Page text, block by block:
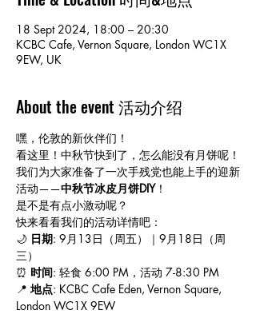
18 Sept 2024, 18:00 – 20:30
KCBC Cafe, Vernon Square, London WC1X
9EW, UK
About the event 活动介绍
嘿，伦敦的新伙伴们！
看这里！中秋节快到了，怎么能没有月饼呢！
我们为大家准备了一次手残党也能上手的迎新
活动——中秋节冰皮月饼DIY！
是不是有点小激动呢？
快来看看我们的活动详情吧：
🌙 日期: 9月13日（周五）｜9月18日（周
三）
⏰ 时间: 轻食 6:00 PM，活动 7-8:30 PM
📍 地点: KCBC Cafe Eden, Vernon Square,
London WC1X 9EW